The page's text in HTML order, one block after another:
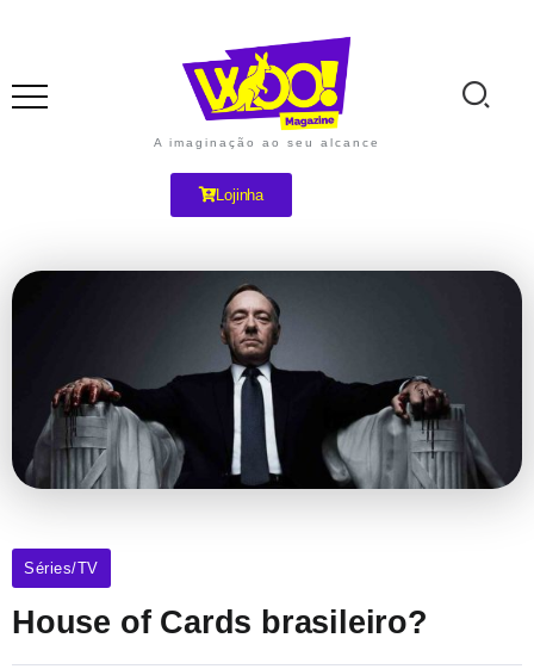
A imaginação ao seu alcance
Lojinha
Séries/TV
House of Cards brasileiro?